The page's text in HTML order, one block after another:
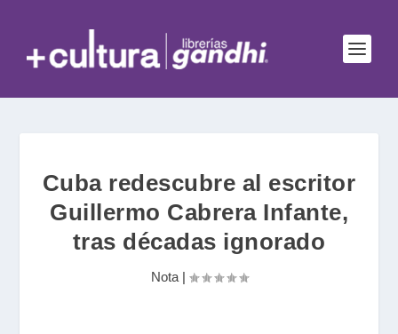
Cuba redescubre al escritor
Guillermo Cabrera Infante,
tras décadas ignorado
Nota|